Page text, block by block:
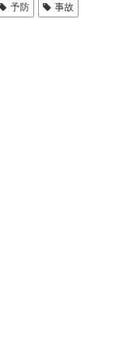
予防
事故